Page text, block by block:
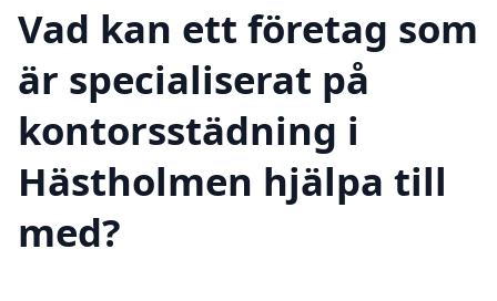
Vad kan ett företag som
är specialiserat på
kontorsstädning i
Hästholmen hjälpa till
med?